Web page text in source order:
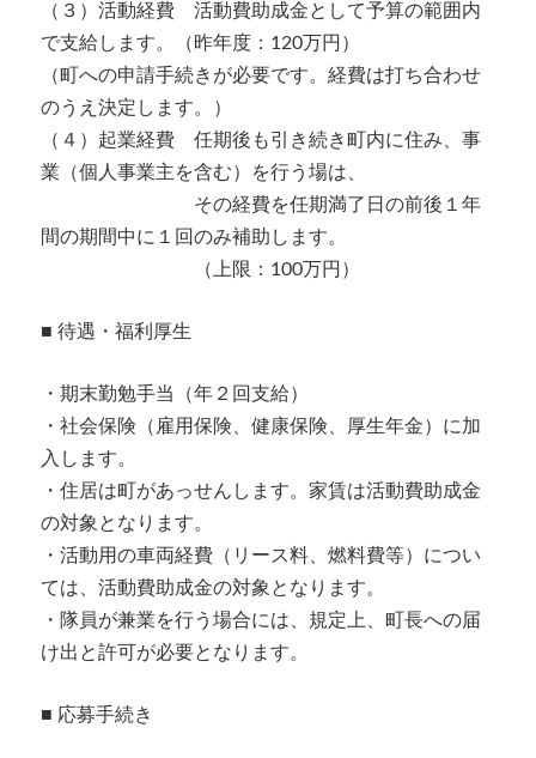
（３）活動経費 活動費助成金として予算の範囲内
で支給します。（昨年度：120万円）
（町への申請手続きが必要です。経費は打ち合わせ
のうえ決定します。）
（４）起業経費 任期後も引き続き町内に住み、事
業（個人事業主を含む）を行う場は、
その経費を任期満了日の前後１年
間の期間中に１回のみ補助します。
（上限：100万円）
■ 待遇・福利厚生
・期末勤勉手当（年２回支給）
・社会保険（雇用保険、健康保険、厚生年金）に加
入します。
・住居は町があっせんします。家賃は活動費助成金
の対象となります。
・活動用の車両経費（リース料、燃料費等）につい
ては、活動費助成金の対象となります。
・隊員が兼業を行う場合には、規定上、町長への届
け出と許可が必要となります。
■ 応募手続き